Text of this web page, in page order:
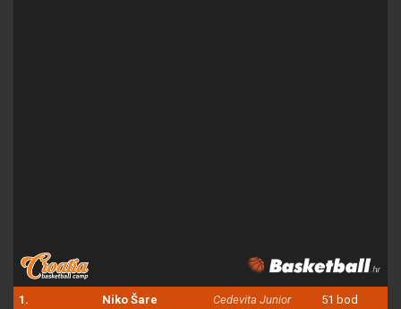
1. Niko Šare Cedevita Junior 51 bod